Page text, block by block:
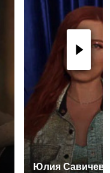
Юлия Савичева